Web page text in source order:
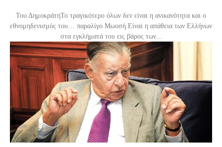
Του ΔημοκράτηΤο τραγικότερο όλων δεν είναι η ανικανότητα και ο
εθνομηδενισμός του… παραλίγο Μωυσή.Είναι η απάθεια των Ελλήνων
στα εγκλήματά του εις βάρος των...